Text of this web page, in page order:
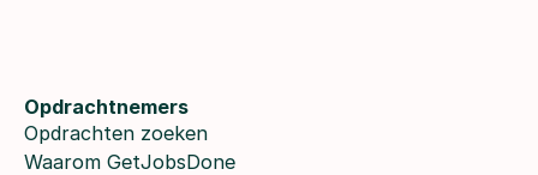
Opdrachtnemers
Opdrachten zoeken
Waarom GetJobsDone